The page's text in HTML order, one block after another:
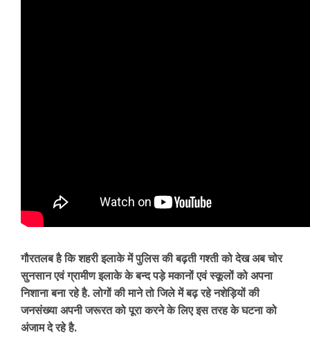
गौरतलब है कि शहरी इलाके में पुलिस की बढ़ती गश्ती को देख अब चोर
सुनसान एवं ग्रामीण इलाके के बन्द पड़े मकानों एवं स्कूलों को अपना
निशाना बना रहे है. लोगों की माने तो जिले में बढ़ रहे नशेड़ियों की
जनसंख्या अपनी जरूरत को पूरा करने के लिए इस तरह के घटना को
अंजाम दे रहे है.